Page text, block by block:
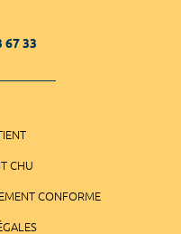
67 33
CHU
CONFORME